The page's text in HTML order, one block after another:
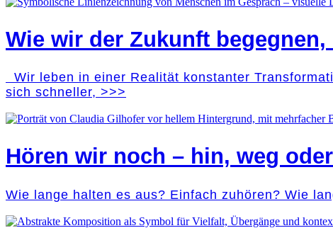
Wie wir der Zukunft
Wir leben in einer Realität konstanter
sich schneller, >>>
Hören wir noch – hin, weg
Wie lange halten es aus? Einfach zuhören? Wie